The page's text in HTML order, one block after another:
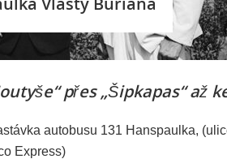
přes „Šipkapas“
autobusu 131 Hanspaulka,
Express)